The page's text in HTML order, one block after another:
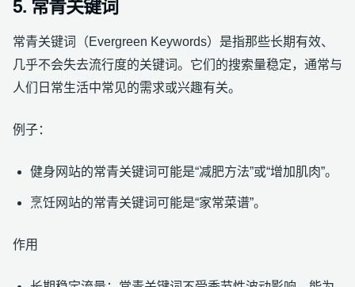
5. 常青关键词
常青关键词（Evergreen Keywords）是指那些长期有效、
几乎不会失去流行度的关键词。它们的搜索量稳定，通常与
人们日常生活中常见的需求或兴趣有关。
例子：
健身网站的常青关键词可能是“减肥方法”或“增加肌肉”。
烹饪网站的常青关键词可能是“家常菜谱”。
作用